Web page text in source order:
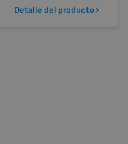
Detalle del producto